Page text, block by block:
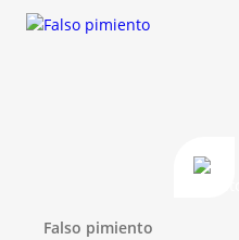
Falso pimiento